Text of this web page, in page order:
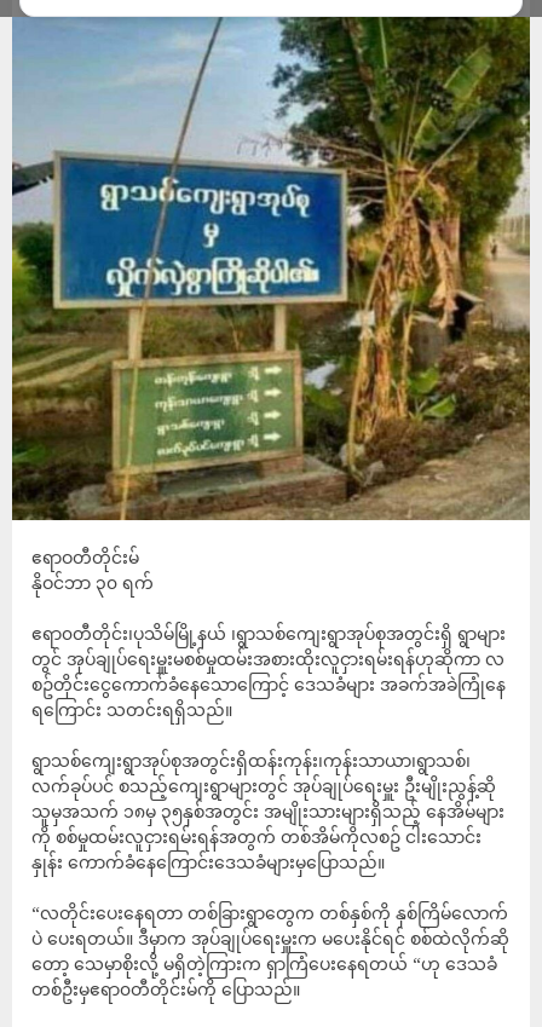
ဧရာဝတီတိုင်းမ်
နိုဝင်ဘာ ၃၀ ရက်
ဧရာ၀တီတိုင်း၊ပုသိမ်မြို့နယ် ၊ရွာသစ်ကျေးရွာအုပ်စုအတွင်းရှိ ရွာများ
တွင် အုပ်ချုပ်ရေးမှူးမစစ်မှုထမ်းအစားထိုးလူငှားရမ်းရန်ဟုဆိုကာ လ
စဥ်တိုင်းငွေကောက်ခံနေသောကြောင့် ဒေသခံများ အခက်အခဲကြုံနေ
ရကြောင်း သတင်းရရှိသည်။
ရွာသစ်ကျေးရွာအုပ်စုအတွင်းရှိထန်းကုန်း၊ကုန်းသာယာ၊ရွာသစ်၊
လက်ခုပ်ပင် စသည့်ကျေးရွာများတွင် အုပ်ချုပ်ရေးမှူး ဦးမျိုးညွန့်ဆို
သူမှအသက် ၁၈မှ ၃၅နှစ်အတွင်း အမျိုးသားများရှိသည့် နေအိမ်များ
ကို စစ်မှုထမ်းလူငှားရမ်းရန်အတွက် တစ်အိမ်ကိုလစဥ် ငါးသောင်း
နှုန်း ကောက်ခံနေကြောင်းဒေသခံများမှပြောသည်။
“လတိုင်းပေးနေရတာ တစ်ခြားရွာတွေက တစ်နှစ်ကို နှစ်ကြိမ်လောက်
ပဲ ပေးရတယ်။ ဒီမှာက အုပ်ချုပ်ရေးမှူးက မပေးနိုင်ရင် စစ်ထဲလိုက်ဆို
တော့ သေမှာစိုးလို့ မရှိတဲ့ကြားက ရှာကြံပေးနေရတယ် “ဟု ဒေသခံ
တစ်ဦးမှဧရာ၀တီတိုင်းမ်ကို ပြောသည်။